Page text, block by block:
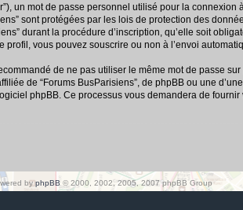
un mot de passe personnel utilisé pour la
sont protégées par les lois de protection des
durant la procédure d’inscription, qu’elle soit
vous pouvez souscrire ou non à l’envoi
de ne pas utiliser le même mot de passe
de “Forums BusParisiens”, de phpBB ou une
phpBB. Ce processus vous demandera de
byphpBB © 2000, 2002, 2005, 2007 phpBB Group